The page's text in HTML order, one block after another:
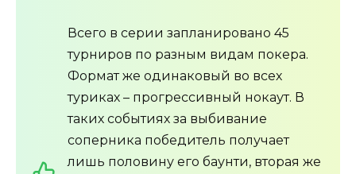
Всего в серии запланировано 45
турниров по разным видам покера.
Формат же одинаковый во всех
туриках – прогрессивный нокаут. В
таких событиях за выбивание
соперника победитель получает
лишь половину его баунти, вторая же